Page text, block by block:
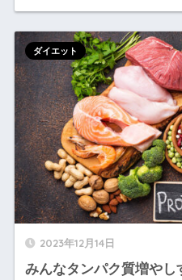
2023年12月14日
みんなタンパク質増やし
ダイエット